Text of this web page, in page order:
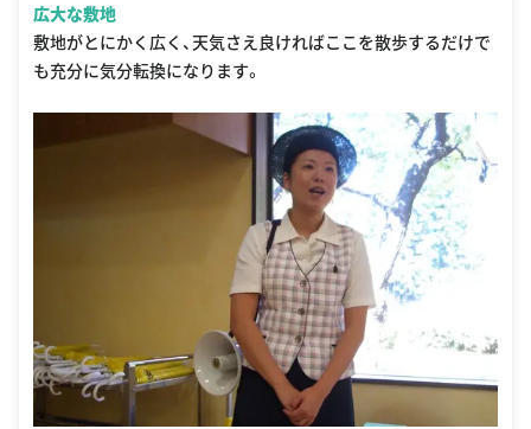
広大な敷地
敷地がとにかく広く、天気さえ良ければここを散歩するだけで
も充分に気分転換になります。